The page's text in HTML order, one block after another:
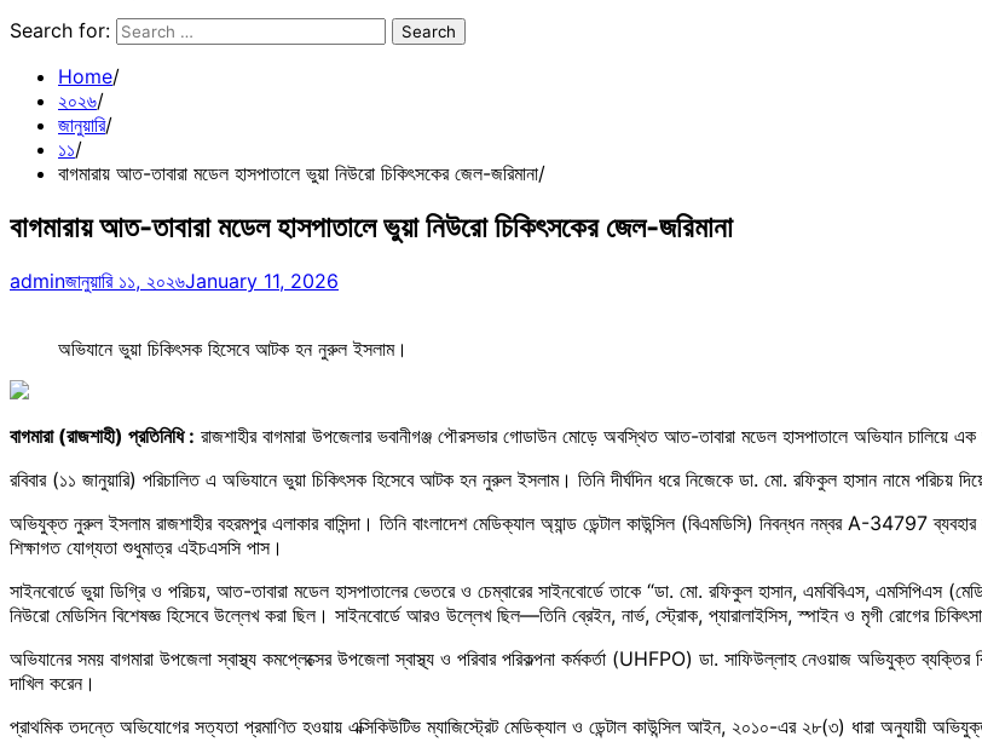
Search for:
Home
২০২৬
জানুয়ারি
১১
বাগমারায় আত-তাবারা মডেল হাসপাতালে ভুয়া নিউরো চিকিৎসকের জেল-জরিমানা
বাগমারায় আত-তাবারা মডেল হাসপাতালে ভুয়া নিউরো চিকিৎসকের জেল-জরিমানা
adminজানুয়ারি ১১, ২০২৬January 11, 2026
অভিযানে ভুয়া চিকিৎসক হিসেবে আটক হন নুরুল ইসলাম।
বাগমারা (রাজশাহী) প্রতিনিধি : রাজশাহীর বাগমারা উপজেলার ভবানীগঞ্জ পৌরসভার গোডাউন মোড়ে অবস্থিত আত-তাবারা মডেল হাসপাতালে অভিযান চালিয়ে
রবিবার (১১ জানুয়ারি) পরিচালিত এ অভিযানে ভুয়া চিকিৎসক হিসেবে আটক হন নুরুল ইসলাম। তিনি দীর্ঘদিন ধরে নিজেকে ডা. মো. রফিকুল হাসান নামে পরিচয়
অভিযুক্ত নুরুল ইসলাম রাজশাহীর বহরমপুর এলাকার বাসিন্দা। তিনি বাংলাদেশ মেডিক্যাল অ্যান্ড ডেন্টাল কাউন্সিল (বিএমডিসি) নিবন্ধন নম্বর A-34797
শিক্ষাগত যোগ্যতা শুধুমাত্র এইচএসসি পাস।
সাইনবোর্ডে ভুয়া ডিগ্রি ও পরিচয়, আত-তাবারা মডেল হাসপাতালের ভেতরে ও চেম্বারের সাইনবোর্ডে তাকে “ডা. মো. রফিকুল হাসান, এমবিবিএস, এমসিপিএস
নিউরো মেডিসিন বিশেষজ্ঞ হিসেবে উল্লেখ করা ছিল। সাইনবোর্ডে আরও উল্লেখ ছিল—তিনি ব্রেইন, নার্ভ, স্ট্রোক, প্যারালাইসিস, স্পাইন ও মৃগী রোগের
অভিযানের সময় বাগমারা উপজেলা স্বাস্থ্য কমপ্লেক্সের উপজেলা স্বাস্থ্য ও পরিবার পরিকল্পনা কর্মকর্তা (UHFPO) ডা. সাফিউল্লাহ নেওয়াজ অভিযুক্ত
দাখিল করেন।
প্রাথমিক তদন্তে অভিযোগের সত্যতা প্রমাণিত হওয়ায় এক্সিকিউটিভ ম্যাজিস্ট্রেট মেডিক্যাল ও ডেন্টাল কাউন্সিল আইন, ২০১০-এর ২৮(৩) ধারা অনুযায়ী